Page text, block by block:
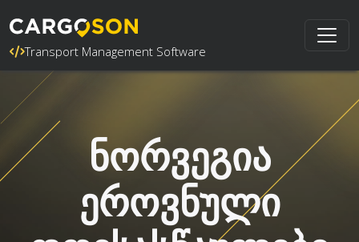
Transport Management Software
ნორვეგია
ეროვნული